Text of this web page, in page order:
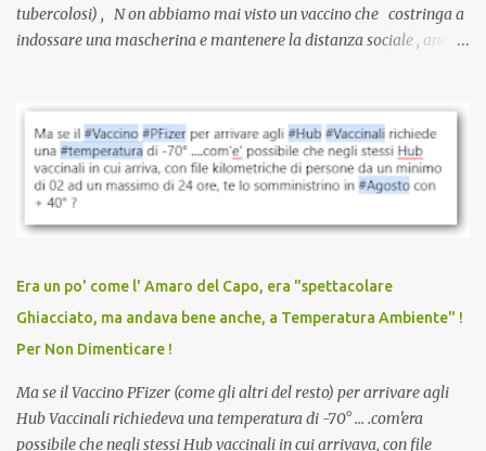
tubercolosi) , N on abbiamo mai visto un vaccino che costringa a
indossare una mascherina e mantenere la distanza sociale , anche
vaccinazione. Non avevamo mai sentito parlare di ricompense,
sconti, incentivi per vaccinarsi. Non avevamo mai visto
discriminazioni per coloro che non l’hanno fatto. Se non sei stato
vaccinato, nessuno aveva prima cercato di farti sentire una
persona cattiva. Non avevamo mai visto un vaccino che minacci le
vaccino usato per minacciare i mezzi di sussistenza, il lavoro o la
scuola. Non avevamo mai visto un vaccino che permettesse a un
dodicenne di ignorare il consenso dei genitori. Dopo tutti i vaccini
che abbiamo elencato sopra...
Era un po' come l' Amaro del Capo, era "spettacolare
Ghiacciato, ma andava bene anche, a Temperatura Ambiente" !
Per Non Dimenticare !
Ma se il Vaccino PFizer (come gli altri del resto) per arrivare agli
Hub Vaccinali richiedeva una temperatura di -70° ... .com'era
possibile che negli stessi Hub vaccinali in cui arrivava, con file